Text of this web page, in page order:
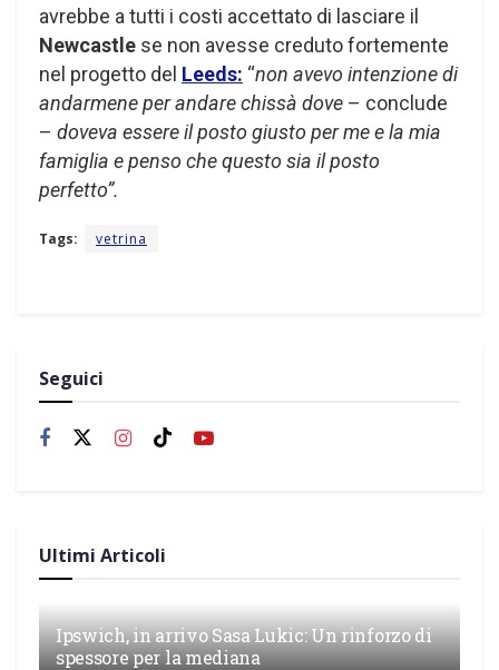
avrebbe a tutti i costi accettato di lasciare il
Newcastle se non avesse creduto fortemente
nel progetto del Leeds: “non avevo intenzione di
andarmene per andare chissà dove – conclude
– doveva essere il posto giusto per me e la mia
famiglia e penso che questo sia il posto
perfetto”.
Tags: vetrina
Seguici
Ultimi Articoli
Ipswich, in arrivo Sasa Lukic: Un rinforzo di
spessore per la mediana